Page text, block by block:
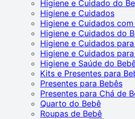
Higiene e Cuidado do
Higiene e Cuidados
Higiene e Cuidados
Higiene e Cuidados do
Higiene e Cuidados
Higiene e Cuidados
Higiene e Saúde do
Kits e Presentes para
Presentes para Bebês
Presentes para Chá de
Quarto do Bebê
Roupas de Bebê